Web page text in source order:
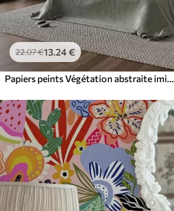
22.07€13.24€
Papiers peints Végétation abstraite imitation aquarelle